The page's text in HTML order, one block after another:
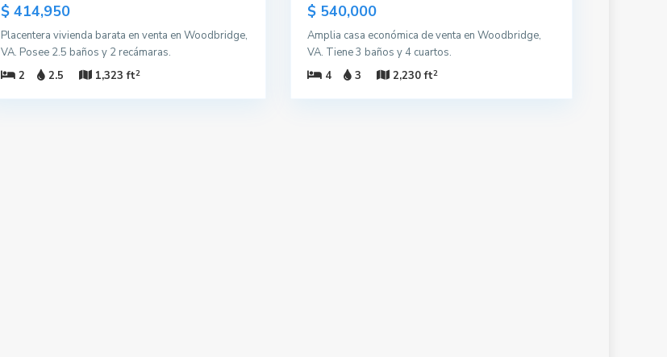
$ 414,950
Placentera vivienda barata en venta en Woodbridge,
VA. Posee 2.5 baños y 2 recámaras.
2
2.5 1,323 ft2
$ 540,000
Amplia casa económica de venta en Woodbridge,
VA. Tiene 3 baños y 4 cuartos.
4
3 2,230 ft2